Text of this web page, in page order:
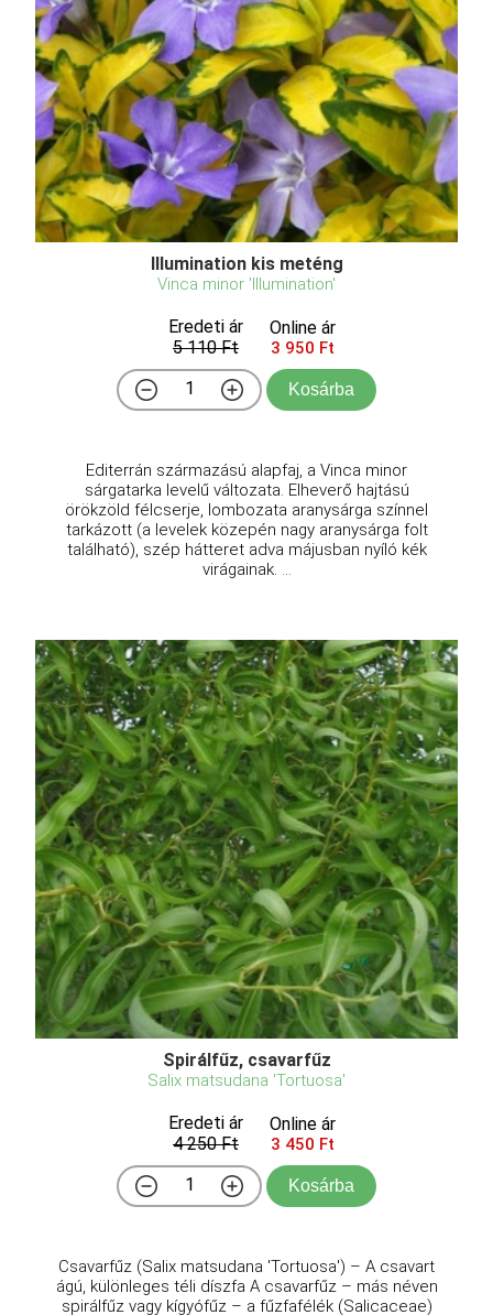
Illumination kis meténg
Vinca minor 'Illumination'
Eredeti ár
5 110 Ft
Online ár
3 950 Ft
Kosárba
Editerrán származású alapfaj, a Vinca minor
sárgatarka levelű változata. Elheverő hajtású
örökzöld félcserje, lombozata aranysárga színnel
tarkázott (a levelek közepén nagy aranysárga folt
található), szép hátteret adva májusban nyíló kék
virágainak. ...
Spirálfűz, csavarfűz
Salix matsudana 'Tortuosa'
Eredeti ár
4 250 Ft
Online ár
3 450 Ft
Kosárba
Csavarfűz (Salix matsudana 'Tortuosa') – A csavart
ágú, különleges téli díszfa A csavarfűz – más néven
spirálfűz vagy kígyófűz – a fűzfafélék (Salicaceae)